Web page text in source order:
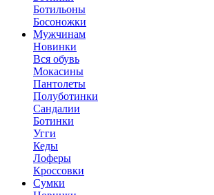
Ботильоны
Босоножки
Мужчинам
Новинки
Вся обувь
Мокасины
Пантолеты
Полуботинки
Сандалии
Ботинки
Угги
Кеды
Лоферы
Кроссовки
Сумки